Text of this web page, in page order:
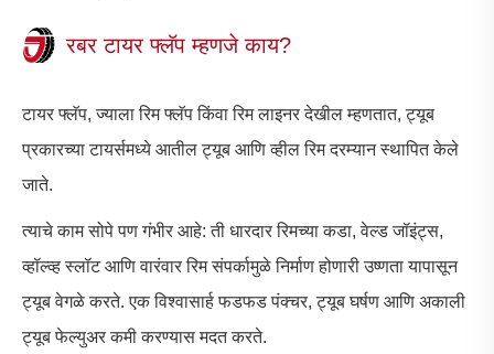
रबर टायर फ्लॅप म्हणजे काय?
टायर फ्लॅप, ज्याला रिम फ्लॅप किंवा रिम लाइनर देखील म्हणतात, ट्यूब
प्रकारच्या टायर्समध्ये आतील ट्यूब आणि व्हील रिम दरम्यान स्थापित केले
जाते.
त्याचे काम सोपे पण गंभीर आहे: ती धारदार रिमच्या कडा, वेल्ड जॉइंट्स,
व्हॉल्व्ह स्लॉट आणि वारंवार रिम संपर्कामुळे निर्माण होणारी उष्णता यापासून
ट्यूब वेगळे करते. एक विश्वासार्ह फडफड पंक्चर, ट्यूब घर्षण आणि अकाली
ट्यूब फेल्युअर कमी करण्यास मदत करते.